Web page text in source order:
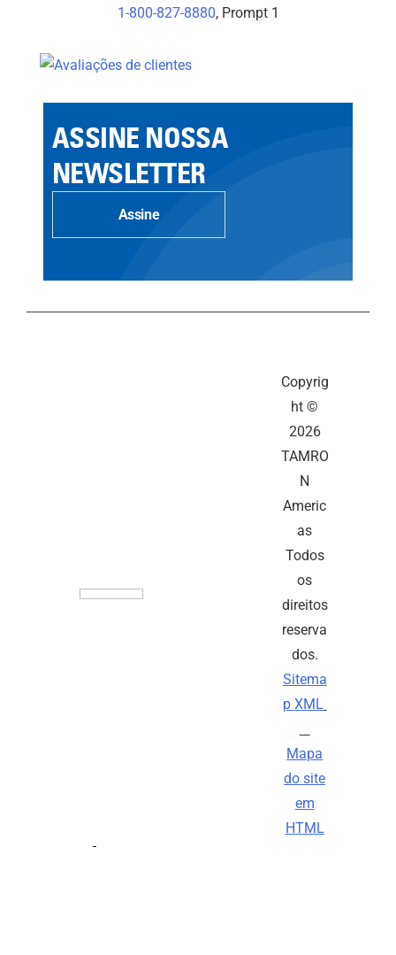
1-800-827-8880, Prompt 1
ASSINE NOSSA
NEWSLETTER
Assine
Copyrig
ht ©
2026
TAMRO
N
Americ
as
Todos
os
direitos
reserva
dos.
Sitema
p XML
Mapa
do site
em
HTML